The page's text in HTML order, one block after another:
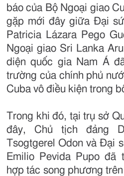
báo của Bộ Ngoại giao
gặp mới đây giữa Đại
Patricia Lázara Pego
Ngoại giao Sri Lanka
diện quốc gia Nam Á
trường của chính phủ
Cuba vô điều kiện trong
Trong khi đó, tại trụ sở
đây, Chủ tịch đảng
Tsogtgerel Odon và Đại
Emilio Pevida Pupo đã
hợp tác song phương